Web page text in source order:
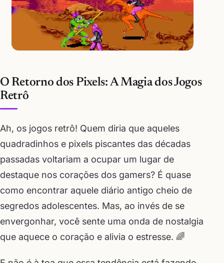
O Retorno dos Pixels: A Magia dos Jogos
Retrô
Ah, os jogos retrô! Quem diria que aqueles
quadradinhos e pixels piscantes das décadas
passadas voltariam a ocupar um lugar de
destaque nos corações dos gamers? É quase
como encontrar aquele diário antigo cheio de
segredos adolescentes. Mas, ao invés de se
envergonhar, você sente uma onda de nostalgia
que aquece o coração e alivia o estresse. 🌈